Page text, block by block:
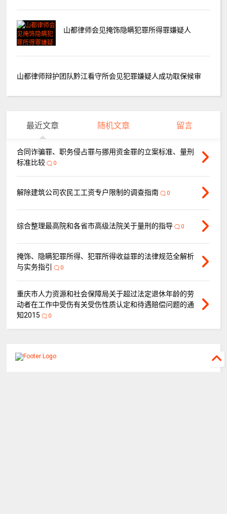
山都律师会见掩饰隐瞒犯罪所得罪嫌疑人
山都律师辩护团队黔江看守所会见犯罪嫌疑人成功取保候审
最近文章 随机文章 留言
合同诈骗罪、职务侵占罪与挪用资金罪的立案标准、量刑
标准比较
0
解除建筑公司农民工工资专户限制的调查指南 0
综合整理最高院和各省市高级法院关于量刑的指导 0
掩饰、隐瞒犯罪所得、犯罪所得收益罪的法律规范全解析
与实务指引
0
重庆市人力资源和社会保障局关于超过法定退休年龄的劳
动者在工作中受伤有关受伤性质认定和待遇赔偿问题的通
知2015
0